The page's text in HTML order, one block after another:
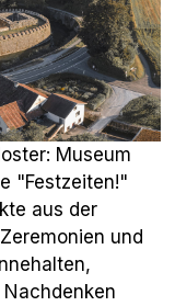
Museum
"Festzeiten!"
aus der
und